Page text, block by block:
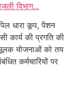
विभाग...
धारा कूप, पेंशन
कार्य की प्रगति की
मूलक योजनाओं को तय
कर्मचारियों पर